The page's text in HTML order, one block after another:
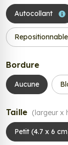
Autocollant
Repositionnable
Bordure
Aucune
Taille (largeur x
Petit (4.7 x 6